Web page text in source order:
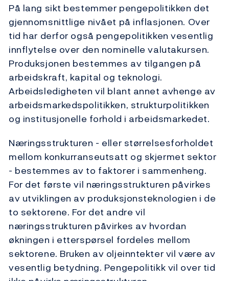
På lang sikt bestemmer pengepolitikken det
gjennomsnittlige nivået på inflasjonen. Over
tid har derfor også pengepolitikken vesentlig
innflytelse over den nominelle valutakursen.
Produksjonen bestemmes av tilgangen på
arbeidskraft, kapital og teknologi.
Arbeidsledigheten vil blant annet avhenge av
arbeidsmarkedspolitikken, strukturpolitikken
og institusjonelle forhold i arbeidsmarkedet.
Næringsstrukturen - eller størrelsesforholdet
mellom konkurranseutsatt og skjermet sektor
- bestemmes av to faktorer i sammenheng.
For det første vil næringsstrukturen påvirkes
av utviklingen av produksjonsteknologien i de
to sektorene. For det andre vil
næringsstrukturen påvirkes av hvordan
økningen i etterspørsel fordeles mellom
sektorene. Bruken av oljeinntekter vil være av
vesentlig betydning. Pengepolitikk vil over tid